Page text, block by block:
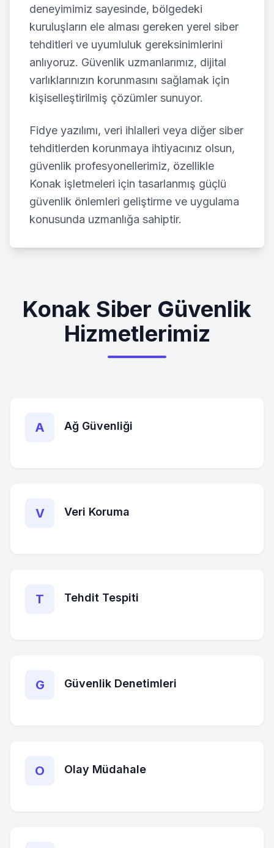
deneyimimiz sayesinde, bölgedeki
kuruluşların ele alması gereken yerel siber
tehditleri ve uyumluluk gereksinimlerini
anlıyoruz. Güvenlik uzmanlarımız, dijital
varlıklarınızın korunmasını sağlamak için
kişiselleştirilmiş çözümler sunuyor.
Fidye yazılımı, veri ihlalleri veya diğer siber
tehditlerden korunmaya ihtiyacınız olsun,
güvenlik profesyonellerimiz, özellikle
Konak işletmeleri için tasarlanmış güçlü
güvenlik önlemleri geliştirme ve uygulama
konusunda uzmanlığa sahiptir.
Konak Siber Güvenlik
Hizmetlerimiz
A Ağ Güvenliği
V Veri Koruma
T Tehdit Tespiti
G Güvenlik Denetimleri
O Olay Müdahale